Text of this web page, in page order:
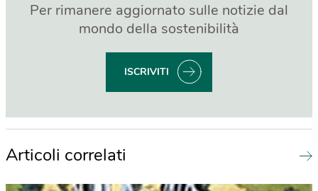
Per rimanere aggiornato sulle notizie dal
mondo della sostenibilità
ISCRIVITI
Articoli correlati